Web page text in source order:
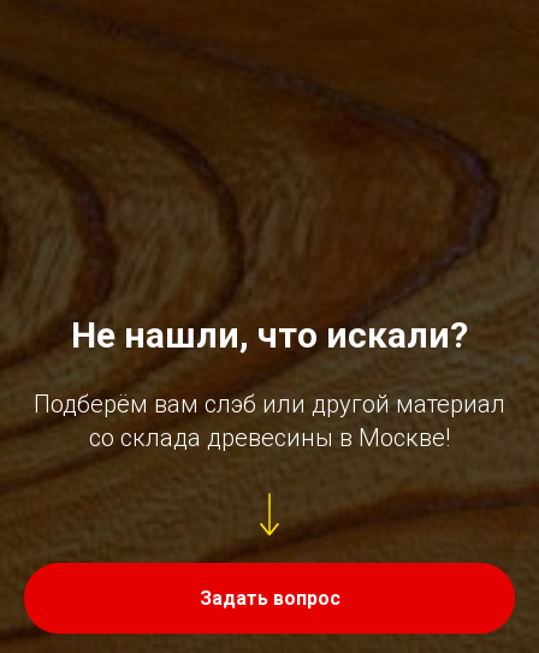
Не нашли, что искали?
Подберём вам слэб или другой материал
со склада древесины в Москве!
Задать вопрос